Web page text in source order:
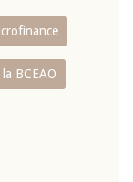
BCEAO